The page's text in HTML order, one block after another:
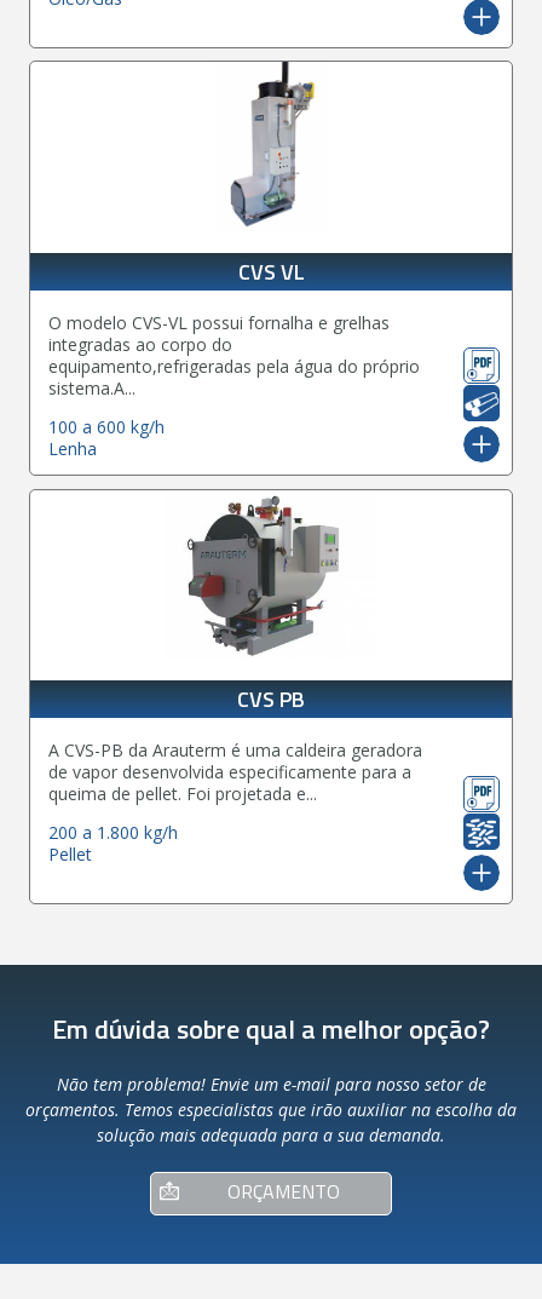
CVS VL
O modelo CVS-VL possui fornalha e grelhas
integradas ao corpo do
equipamento,refrigeradas pela água do próprio
sistema.A...
100 a 600 kg/h
Lenha
CVS PB
A CVS-PB da Arauterm é uma caldeira geradora
de vapor desenvolvida especificamente para a
queima de pellet. Foi projetada e...
200 a 1.800 kg/h
Pellet
Em dúvida sobre qual a melhor opção?
Não tem problema! Envie um e-mail para nosso setor de
orçamentos. Temos especialistas que irão auxiliar na escolha da
solução mais adequada para a sua demanda.
ORÇAMENTO